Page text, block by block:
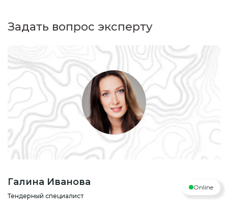
Задать вопрос эксперту
Галина Иванова
Тендерный специалист
Online